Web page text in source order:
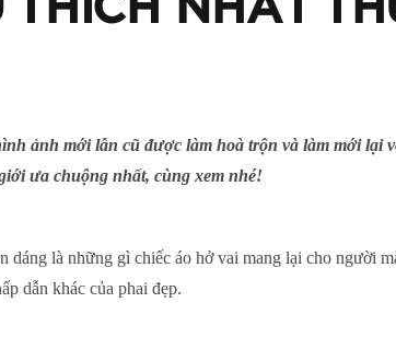
ảnh mới lẫn cũ được làm hoà trộn và làm mới lại
ưa chuộng nhất, cùng xem nhé!
dáng là những gì chiếc áo hở vai mang lại cho người
dẫn khác của phai đẹp.